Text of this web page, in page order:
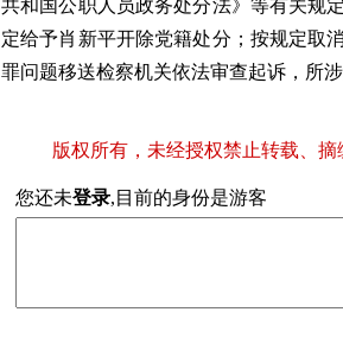
共和国公职人员政务处分法》等有关规
定给予肖新平开除党籍处分；按规定取
罪问题移送检察机关依法审查起诉，所涉
版权所有，未经授权禁止转载、
您还未登录,目前的身份是游客